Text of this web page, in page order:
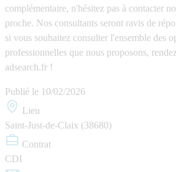
complémentaire, n'hésitez pas à contacter
proche. Nos consultants seront ravis de
si vous souhaitez consulter l'ensemble des
professionnelles que nous proposons,
adsearch.fr !
Publié le 10/02/2026
Lieu
Saint-Just-de-Claix (38680)
Contrat
CDI